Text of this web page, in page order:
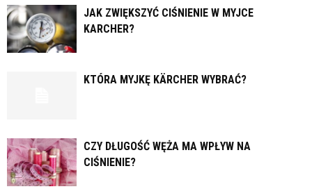
JAK ZWIĘKSZYĆ CIŚNIENIE W MYJCE
KARCHER?
KTÓRA MYJKĘ KÄRCHER WYBRAĆ?
CZY DŁUGOŚĆ WĘŻA MA WPŁYW NA
CIŚNIENIE?